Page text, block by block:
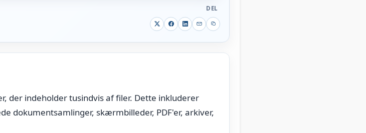
DEL
der indeholder tusindvis af filer. Dette inkluderer
dokumentsamlinger, skærmbilleder, PDF'er, arkiver,